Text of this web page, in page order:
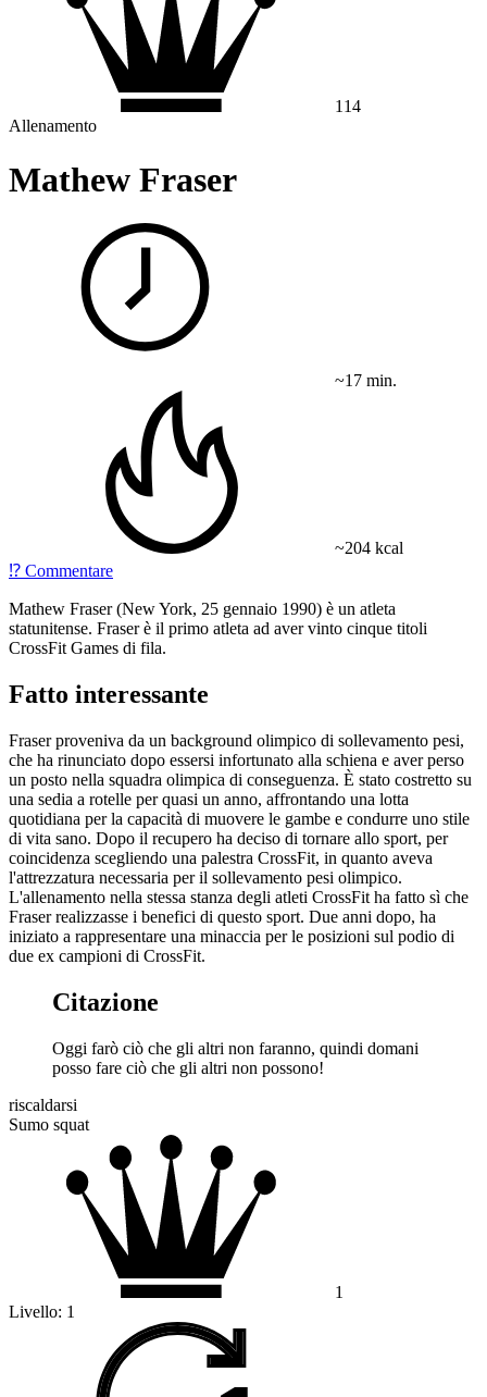
114
Allenamento
Mathew Fraser
~17 min.
~204 kcal
⁉️ Commentare
Mathew Fraser (New York, 25 gennaio 1990) è un atleta
statunitense. Fraser è il primo atleta ad aver vinto cinque titoli
CrossFit Games di fila.
Fatto interessante
Fraser proveniva da un background olimpico di sollevamento pesi,
che ha rinunciato dopo essersi infortunato alla schiena e aver perso
un posto nella squadra olimpica di conseguenza. È stato costretto su
una sedia a rotelle per quasi un anno, affrontando una lotta
quotidiana per la capacità di muovere le gambe e condurre uno stile
di vita sano. Dopo il recupero ha deciso di tornare allo sport, per
coincidenza scegliendo una palestra CrossFit, in quanto aveva
l'attrezzatura necessaria per il sollevamento pesi olimpico.
L'allenamento nella stessa stanza degli atleti CrossFit ha fatto sì che
Fraser realizzasse i benefici di questo sport. Due anni dopo, ha
iniziato a rappresentare una minaccia per le posizioni sul podio di
due ex campioni di CrossFit.
Citazione
Oggi farò ciò che gli altri non faranno, quindi domani
posso fare ciò che gli altri non possono!
riscaldarsi
Sumo squat
1
Livello: 1